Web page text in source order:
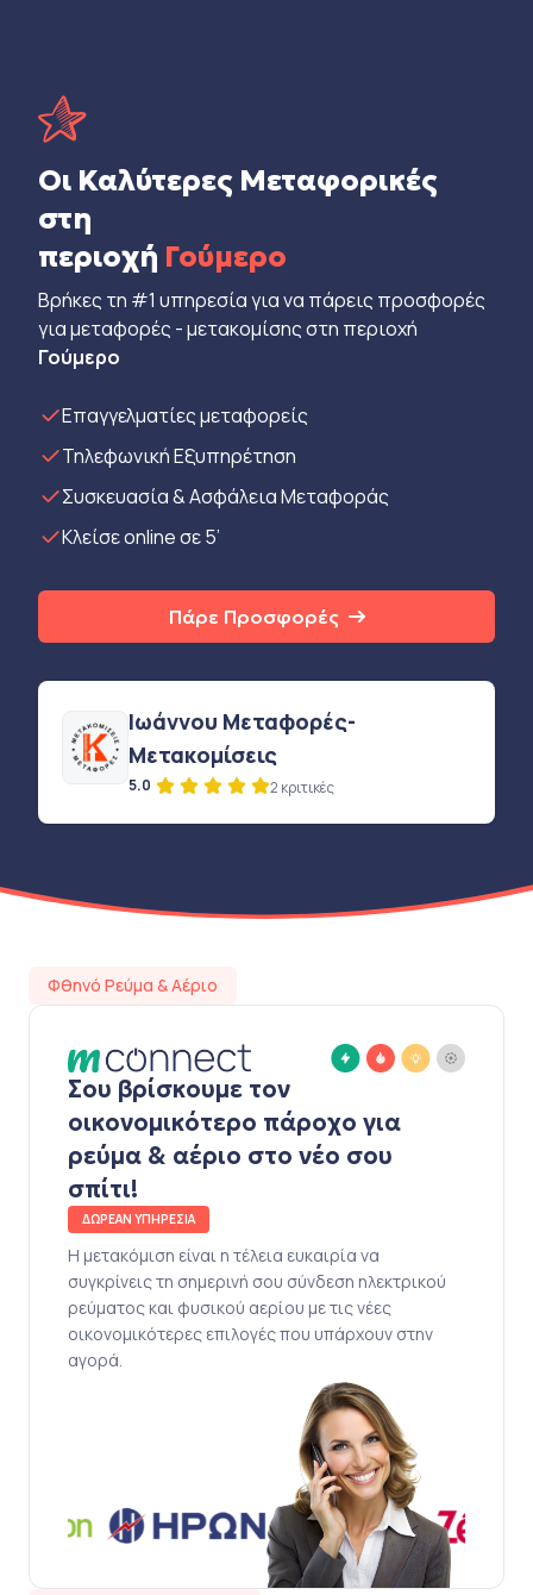
Οι Καλύτερες Μεταφορικές
στη
περιοχή Γούμερο
Βρήκες τη #1 υπηρεσία για να πάρεις προσφορές
για μεταφορές - μετακομίσης στη περιοχή
Γούμερο
Eπαγγελματίες μεταφορείς
Τηλεφωνική Εξυπηρέτηση
Συσκευασία & Ασφάλεια Μεταφοράς
Κλείσε online σε 5’
Πάρε Προσφορές
Ιωάννου Μεταφορές-
Μετακομίσεις
5.0 2 κριτικές
Φθηνό Ρεύμα & Αέριο
Σου βρίσκουμε τον
οικονομικότερο πάροχο για
ρεύμα & αέριο στο νέο σου
σπίτι!
ΔΩΡΕΑΝ ΥΠΗΡΕΣΙΑ
Η μετακόμιση είναι η τέλεια ευκαιρία να
συγκρίνεις τη σημερινή σου σύνδεση ηλεκτρικού
ρεύματος και φυσικού αερίου με τις νέες
οικονομικότερες επιλογές που υπάρχουν στην
αγορά.